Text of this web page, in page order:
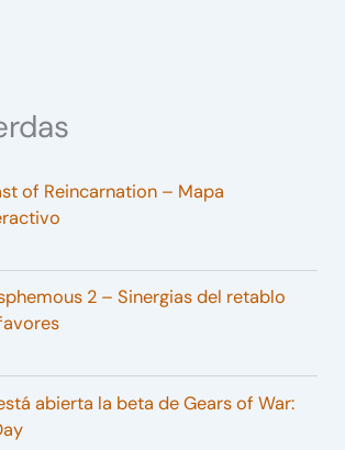
of Reincarnation – Mapa
2 – Sinergias del retablo
abierta la beta de Gears of War: